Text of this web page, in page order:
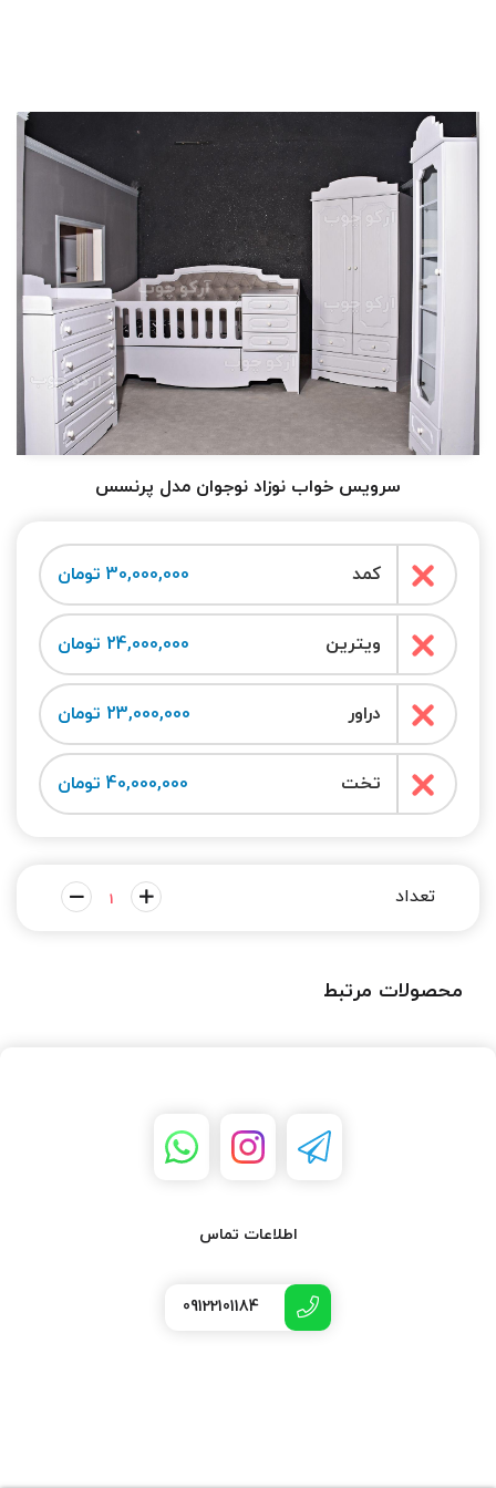
سرویس خواب نوزاد نوجوان مدل پرنسس
کمد 30,000,000 تومان
ویترین 24,000,000 تومان
دراور 23,000,000 تومان
تخت 40,000,000 تومان
محصولات مرتبط
اطلاعات تماس
09122101184